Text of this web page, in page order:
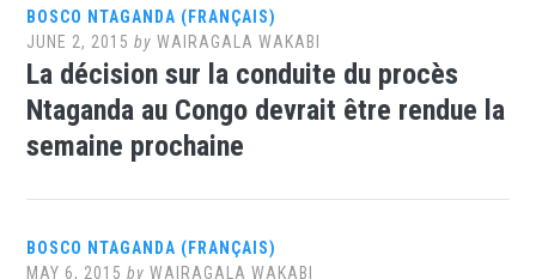
BOSCO NTAGANDA (FRANÇAIS)
JUNE 2, 2015 byWAIRAGALA WAKABI
La décision sur la conduite du procès
Ntaganda au Congo devrait être rendue la
semaine prochaine
BOSCO NTAGANDA (FRANÇAIS)
MAY 6, 2015 byWAIRAGALA WAKABI